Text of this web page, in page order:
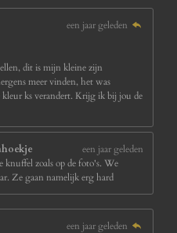
een jaar geleden
dit is mijn kleine zijn
meer vinden, het was
ks verandert. Krijg ik bij jou de
een jaar geleden
knuffel zoals op de foto's. We
Ze gaan namelijk erg hard
een jaar geleden